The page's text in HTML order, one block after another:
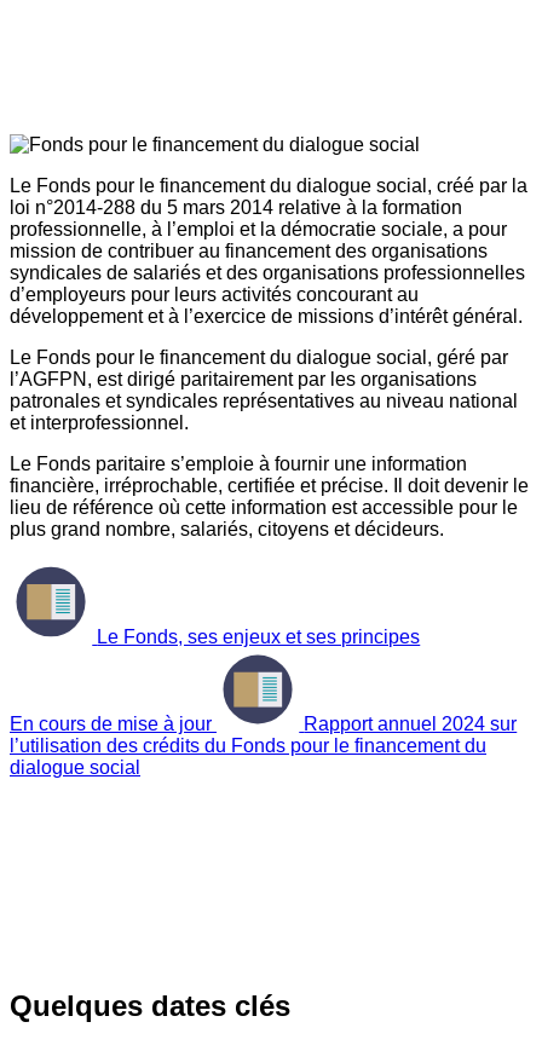
Le Fonds pour le financement du dialogue social, créé par la
loi n°2014-288 du 5 mars 2014 relative à la formation
professionnelle, à l’emploi et la démocratie sociale, a pour
mission de contribuer au financement des organisations
syndicales de salariés et des organisations professionnelles
d’employeurs pour leurs activités concourant au
développement et à l’exercice de missions d’intérêt général.
Le Fonds pour le financement du dialogue social, géré par
l’AGFPN, est dirigé paritairement par les organisations
patronales et syndicales représentatives au niveau national
et interprofessionnel.
Le Fonds paritaire s’emploie à fournir une information
financière, irréprochable, certifiée et précise. Il doit devenir le
lieu de référence où cette information est accessible pour le
plus grand nombre, salariés, citoyens et décideurs.
Le Fonds, ses enjeux et ses principes
En cours de mise à jour
Rapport annuel 2024 sur
l’utilisation des crédits du Fonds pour le financement du
dialogue social
Quelques dates clés